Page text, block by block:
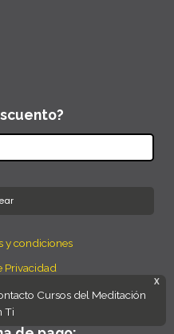
y condiciones
Privacidad
X
Cursos del Meditación
Ti